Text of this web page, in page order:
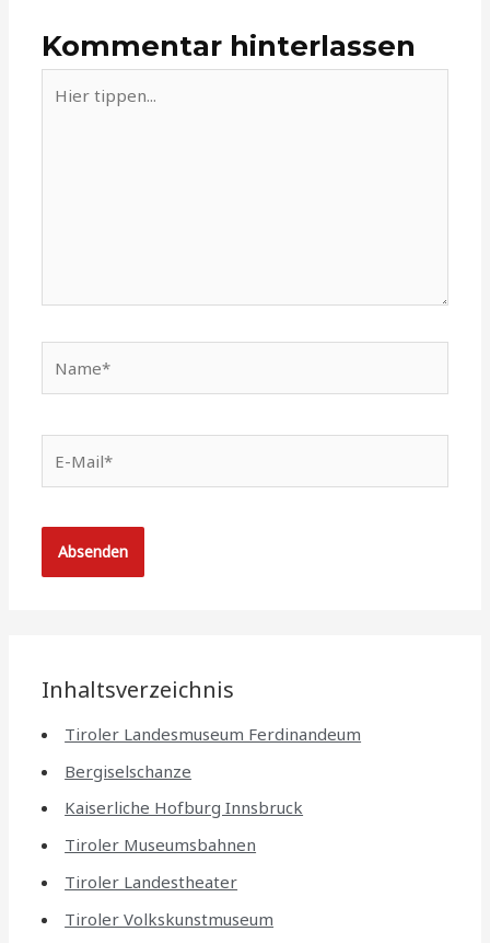
Kommentar hinterlassen
tippen...
Mail*
Inhaltsverzeichnis
Tiroler Landesmuseum Ferdinandeum
Bergiselschanze
Kaiserliche Hofburg Innsbruck
Tiroler Museumsbahnen
Tiroler Landestheater
Tiroler Volkskunstmuseum